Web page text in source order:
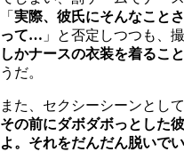
「 実際、彼氏にそんなこと
って… 」と否定しつつも、
しかナースの衣装を着るこ
うだ。
また、セクシーシーンとして
その前にダボダボっとした
よ。それをだんだん脱いで